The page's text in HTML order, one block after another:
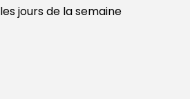
les jours de la semaine